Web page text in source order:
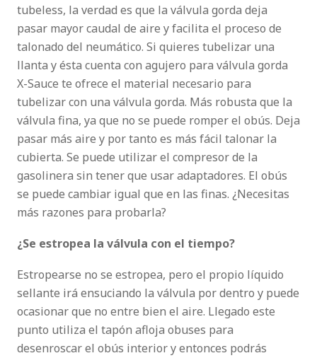
tubeless, la verdad es que la válvula gorda deja
pasar mayor caudal de aire y facilita el proceso de
talonado del neumático. Si quieres tubelizar una
llanta y ésta cuenta con agujero para válvula gorda
X-Sauce te ofrece el material necesario para
tubelizar con una válvula gorda. Más robusta que la
válvula fina, ya que no se puede romper el obús. Deja
pasar más aire y por tanto es más fácil talonar la
cubierta. Se puede utilizar el compresor de la
gasolinera sin tener que usar adaptadores. El obús
se puede cambiar igual que en las finas. ¿Necesitas
más razones para probarla?
¿Se estropea la válvula con el tiempo?
Estropearse no se estropea, pero el propio líquido
sellante irá ensuciando la válvula por dentro y puede
ocasionar que no entre bien el aire. Llegado este
punto utiliza el tapón afloja obuses para
desenroscar el obús interior y entonces podrás